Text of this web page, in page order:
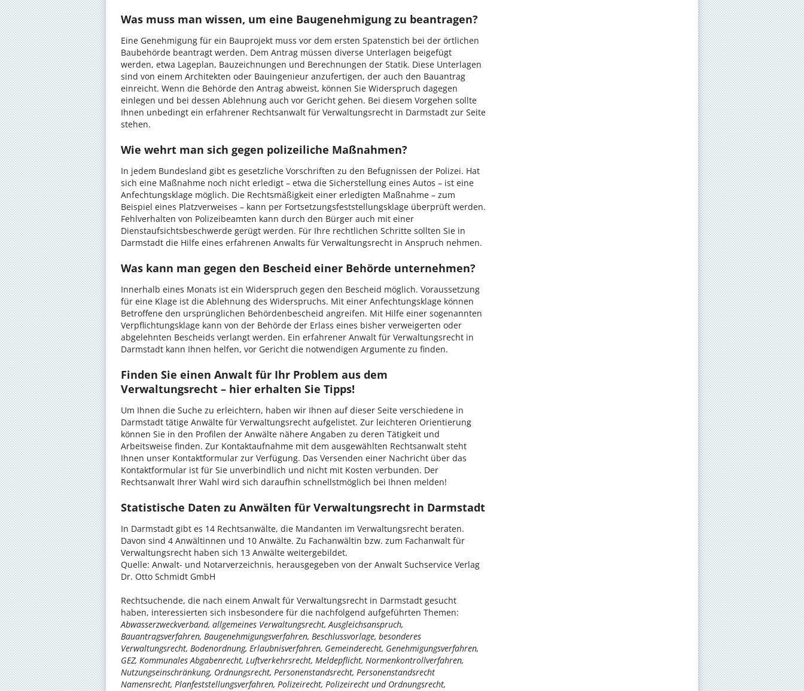
Was muss man wissen, um eine Baugenehmigung zu beantragen?
Eine Genehmigung für ein Bauprojekt muss vor dem ersten Spatenstich bei der örtlichen
Baubehörde beantragt werden. Dem Antrag müssen diverse Unterlagen beigefügt
werden, etwa Lageplan, Bauzeichnungen und Berechnungen der Statik. Diese Unterlagen
sind von einem Architekten oder Bauingenieur anzufertigen, der auch den Bauantrag
einreicht. Wenn die Behörde den Antrag abweist, können Sie Widerspruch dagegen
einlegen und bei dessen Ablehnung auch vor Gericht gehen. Bei diesem Vorgehen sollte
Ihnen unbedingt ein erfahrener Rechtsanwalt für Verwaltungsrecht in Darmstadt zur Seite
stehen.
Wie wehrt man sich gegen polizeiliche Maßnahmen?
In jedem Bundesland gibt es gesetzliche Vorschriften zu den Befugnissen der Polizei. Hat
sich eine Maßnahme noch nicht erledigt – etwa die Sicherstellung eines Autos – ist eine
Anfechtungsklage möglich. Die Rechtsmäßigkeit einer erledigten Maßnahme – zum
Beispiel eines Platzverweises – kann per Fortsetzungsfeststellungsklage überprüft werden.
Fehlverhalten von Polizeibeamten kann durch den Bürger auch mit einer
Dienstaufsichtsbeschwerde gerügt werden. Für Ihre rechtlichen Schritte sollten Sie in
Darmstadt die Hilfe eines erfahrenen Anwalts für Verwaltungsrecht in Anspruch nehmen.
Was kann man gegen den Bescheid einer Behörde unternehmen?
Innerhalb eines Monats ist ein Widerspruch gegen den Bescheid möglich. Voraussetzung
für eine Klage ist die Ablehnung des Widerspruchs. Mit einer Anfechtungsklage können
Betroffene den ursprünglichen Behördenbescheid angreifen. Mit Hilfe einer sogenannten
Verpflichtungsklage kann von der Behörde der Erlass eines bisher verweigerten oder
abgelehnten Bescheids verlangt werden. Ein erfahrener Anwalt für Verwaltungsrecht in
Darmstadt kann Ihnen helfen, vor Gericht die notwendigen Argumente zu finden.
Finden Sie einen Anwalt für Ihr Problem aus dem
Verwaltungsrecht – hier erhalten Sie Tipps!
Um Ihnen die Suche zu erleichtern, haben wir Ihnen auf dieser Seite verschiedene in
Darmstadt tätige Anwälte für Verwaltungsrecht aufgelistet. Zur leichteren Orientierung
können Sie in den Profilen der Anwälte nähere Angaben zu deren Tätigkeit und
Arbeitsweise finden. Zur Kontaktaufnahme mit dem ausgewählten Rechtsanwalt steht
Ihnen unser Kontaktformular zur Verfügung. Das Versenden einer Nachricht über das
Kontaktformular ist für Sie unverbindlich und nicht mit Kosten verbunden. Der
Rechtsanwalt Ihrer Wahl wird sich daraufhin schnellstmöglich bei Ihnen melden!
Statistische Daten zu Anwälten für Verwaltungsrecht in Darmstadt
In Darmstadt gibt es 14 Rechtsanwälte, die Mandanten im Verwaltungsrecht beraten.
Davon sind 4 Anwältinnen und 10 Anwälte. Zu Fachanwältin bzw. zum Fachanwalt für
Verwaltungsrecht haben sich 13 Anwälte weitergebildet.
Quelle: Anwalt- und Notarverzeichnis, herausgegeben von der Anwalt Suchservice Verlag
Dr. Otto Schmidt GmbH
Rechtsuchende, die nach einem Anwalt für Verwaltungsrecht in Darmstadt gesucht
haben, interessierten sich insbesondere für die nachfolgend aufgeführten Themen:
Abwasserzweckverband, allgemeines Verwaltungsrecht, Ausgleichsanspruch,
Bauantragsverfahren, Baugenehmigungsverfahren, Beschlussvorlage, besonderes
Verwaltungsrecht, Bodenordnung, Erlaubnisverfahren, Gemeinderecht, Genehmigungsverfahren,
GEZ, Kommunales Abgabenrecht, Luftverkehrsrecht, Meldepflicht, Normenkontrollverfahren,
Nutzungseinschränkung, Ordnungsrecht, Personenstandsrecht, Personenstandsrecht
Namensrecht, Planfeststellungsverfahren, Polizeirecht, Polizeirecht und Ordnungsrecht,